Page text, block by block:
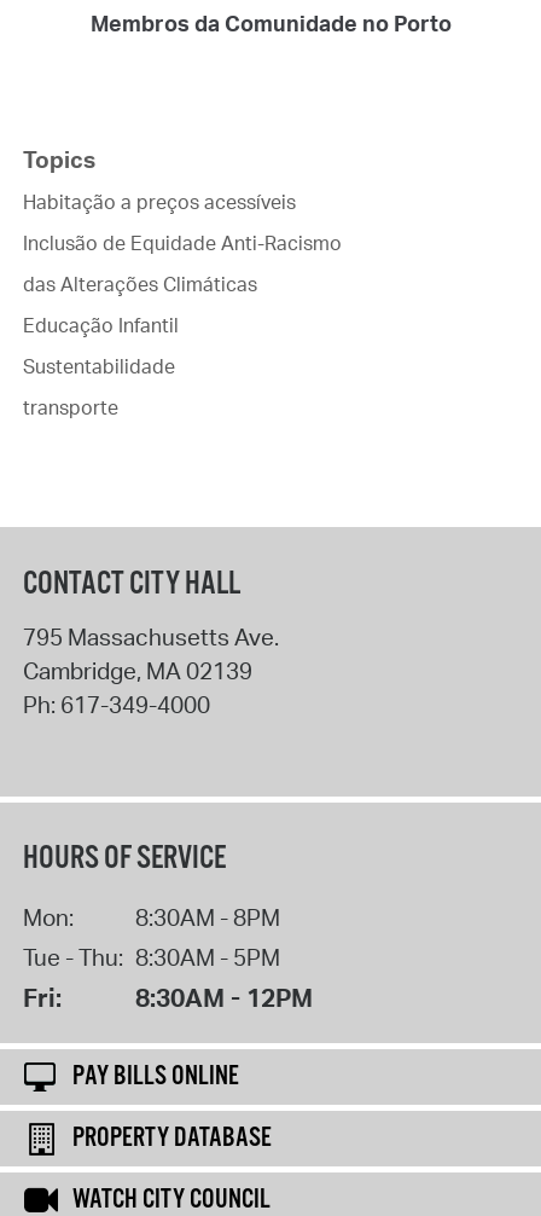
Membros da Comunidade no Porto
Topics
Habitação a preços acessíveis
Inclusão de Equidade Anti-Racismo
das Alterações Climáticas
Educação Infantil
Sustentabilidade
transporte
CONTACT CITY HALL
795 Massachusetts Ave.
Cambridge, MA02139
Ph: 617-349-4000
HOURS OF SERVICE
Mon:
8:30AM - 8PM
Tue - Thu: 8:30AM - 5PM
Fri: 8:30AM - 12PM
PAY BILLS ONLINE
PROPERTY DATABASE
WATCH CITY COUNCIL